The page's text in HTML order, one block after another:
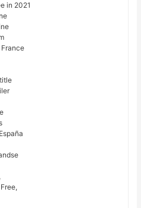
in 2021